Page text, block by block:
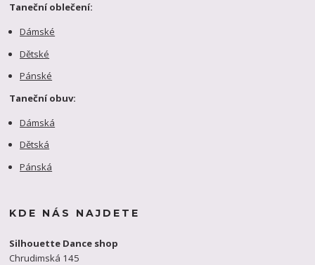
Taneční oblečení:
Dámské
Dětské
Pánské
Taneční obuv:
Dámská
Dětská
Pánská
KDE NÁS NAJDETE
Silhouette Dance shop
Chrudimská 145